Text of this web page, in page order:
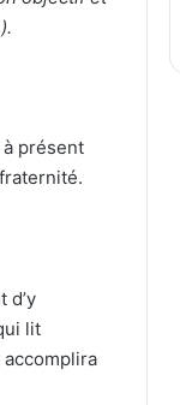
présent
d’y
lit